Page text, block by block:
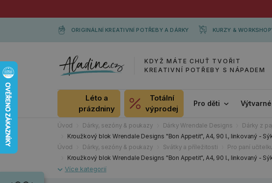
ORIGINÁLNÍ KREATIVNÍ POTŘEBY A DÁRKY KURZY &
KDYŽ MÁTE CHUŤ TVOŘIT
KREATIVNÍ POTŘEBY S NÁPADEM
Léto a
prázdniny
Totální
výprodej
Pro děti
Úvod Dárky, sezóny & poukazy Dárky Wrendale Designs Dárky z
Kroužkový blok Wrendale Designs "Bon Appetit", A4, 90 l., linkovaný -
Úvod
Dárky, sezóny & poukazy Svátky a příležitosti Pro paní
Kroužkový blok Wrendale Designs "Bon Appetit", A4, 90 l., linkovaný -
Dárky